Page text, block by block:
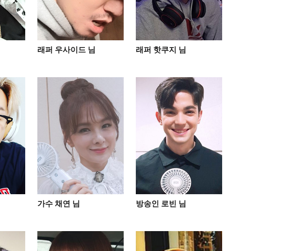
래퍼 우사이드 님 래퍼 핫쿠지 님
가수 채연 님 방송인 로빈 님